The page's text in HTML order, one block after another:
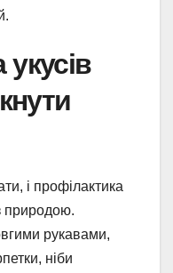
і профілактика
природою.
рукавами,
ніби